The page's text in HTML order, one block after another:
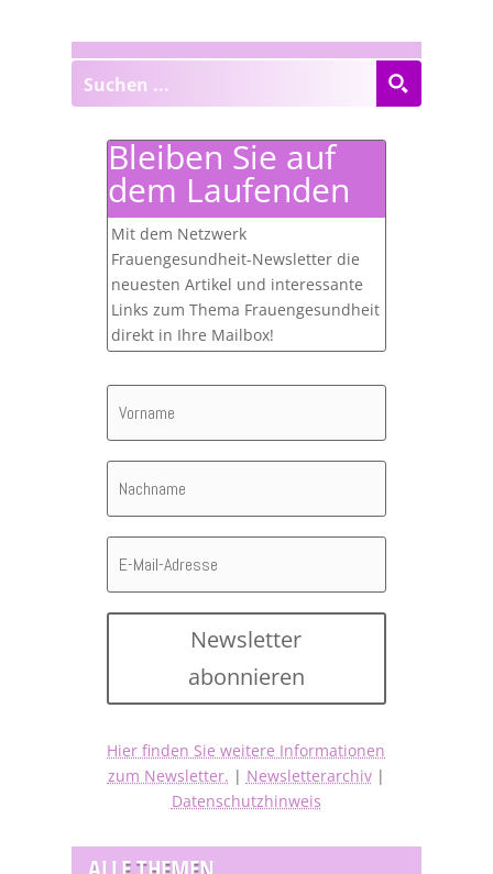
Bleiben Sie auf
dem Laufenden
Mit dem Netzwerk
Frauengesundheit-Newsletter die
neuesten Artikel und interessante
Links zum Thema Frauengesundheit
direkt in Ihre Mailbox!
Newsletter
abonnieren
Hier finden Sie weitere Informationen
zum Newsletter. | Newsletterarchiv|
Datenschutzhinweis